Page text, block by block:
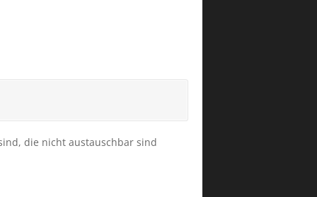
die nicht austauschbar sind